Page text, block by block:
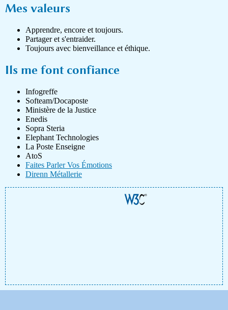
Mes valeurs
Apprendre, encore et toujours.
Partager et s'entraider.
Toujours avec bienveillance et éthique.
Ils me font confiance
Infogreffe
Softeam/Docaposte
Ministère de la Justice
Enedis
Sopra Steria
Elephant Technologies
La Poste Enseigne
AtoS
Faites Parler Vos Émotions
Direnn Métallerie